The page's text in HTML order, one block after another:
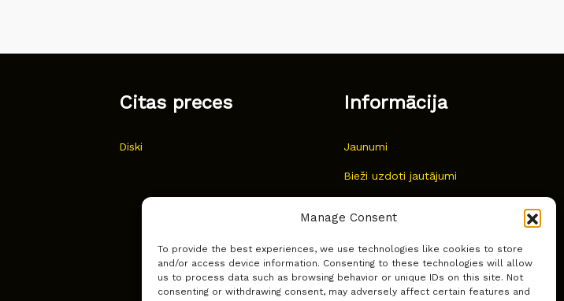
Manage Consent
To provide the best experiences, we use technologies like cookies to store
and/or access device information. Consenting to these technologies will allow
us to process data such as browsing behavior or unique IDs on this site. Not
consenting or withdrawing consent, may adversely affect certain features and
Citas preces
Diski
Informācija
Jaunumi
Bieži uzdoti jautājumi